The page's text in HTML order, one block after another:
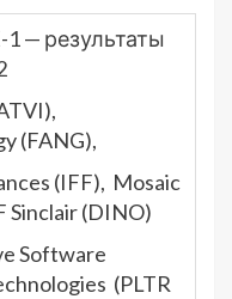
— результаты
(FANG),
(IFF), Mosaic
Sinclair (DINO)
Software
(PLTR